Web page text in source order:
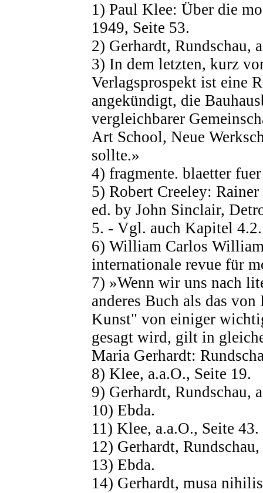
1) Paul Klee: Über die
1949, Seite 53.
2) Gerhardt, Rundschau,
3) In dem letzten, kurz
Verlagsprospekt ist eine
angekündigt, die
vergleichbarer
Art School, Neue
sollte.»
4) fragmente. blaetter
5) Robert Creeley:
ed. by John Sinclair,
5. - Vgl. auch Kapitel 4.2.
6) William Carlos
internationale revue für
7) »Wenn wir uns nach
anderes Buch als das
Kunst" von einiger
gesagt wird, gilt in
Maria Gerhardt:
8) Klee, a.a.O., Seite 19.
9) Gerhardt, Rundschau,
10) Ebda.
11) Klee, a.a.O., Seite 43.
12) Gerhardt,
13) Ebda.
14) Gerhardt, musa